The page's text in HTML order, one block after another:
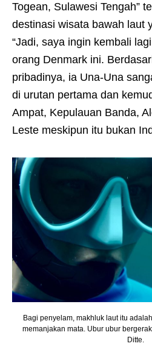
Togean, Sulawesi Tengah”
destinasi wisata bawah laut
“Jadi, saya ingin kembali
orang Denmark ini.
pribadinya, ia Una-Una
di urutan pertama dan
Ampat, Kepulauan Banda,
Leste meskipun itu bukan
Bagi penyelam, makhluk laut itu
memanjakan mata. Ubur ubur
Ditte.